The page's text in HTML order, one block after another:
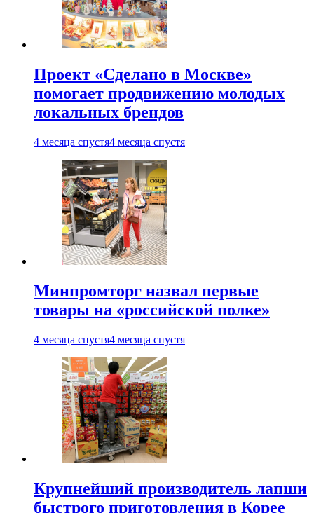
Проект «Сделано в Москве»
помогает продвижению молодых
локальных брендов
4 месяца спустя4 месяца спустя
Минпромторг назвал первые
товары на «российской полке»
4 месяца спустя4 месяца спустя
Крупнейший производитель лапши
быстрого приготовления в Корее